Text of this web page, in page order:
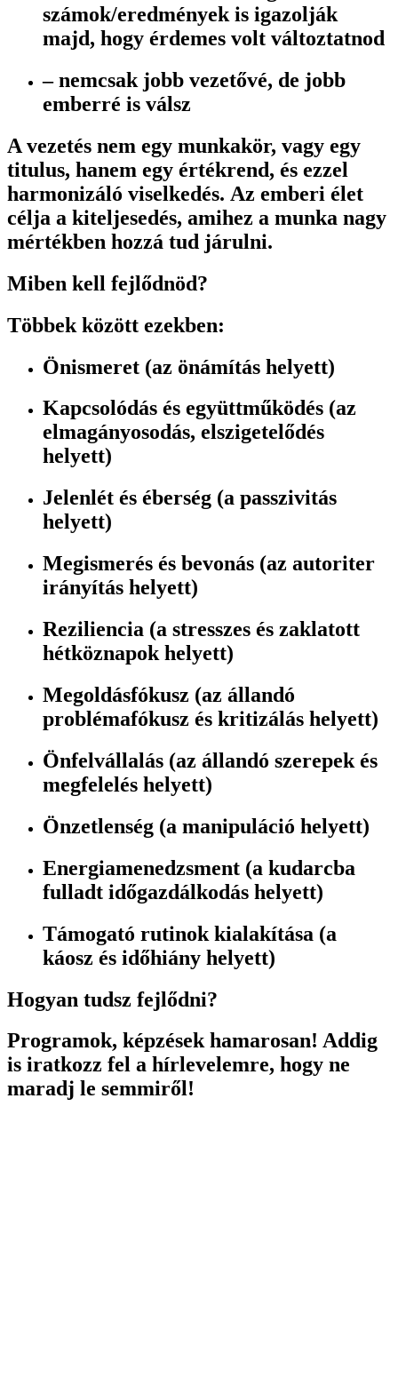
számok/eredmények is igazolják
majd, hogy érdemes volt változtatnod
– nemcsak jobb vezetővé, de jobb
emberré is válsz
A vezetés nem egy munkakör, vagy egy
titulus, hanem egy értékrend, és ezzel
harmonizáló viselkedés. Az emberi élet
célja a kiteljesedés, amihez a munka nagy
mértékben hozzá tud járulni.
Miben kell fejlődnöd?
Többek között ezekben:
Önismeret (az önámítás helyett)
Kapcsolódás és együttműködés (az
elmagányosodás, elszigetelődés
helyett)
Jelenlét és éberség (a passzivitás
helyett)
Megismerés és bevonás (az autoriter
irányítás helyett)
Reziliencia (a stresszes és zaklatott
hétköznapok helyett)
Megoldásfókusz (az állandó
problémafókusz és kritizálás helyett)
Önfelvállalás (az állandó szerepek és
megfelelés helyett)
Önzetlenség (a manipuláció helyett)
Energiamenedzsment (a kudarcba
fulladt időgazdálkodás helyett)
Támogató rutinok kialakítása (a
káosz és időhiány helyett)
Hogyan tudsz fejlődni?
Programok, képzések hamarosan! Addig
is iratkozz fel a hírlevelemre, hogy ne
maradj le semmiről!